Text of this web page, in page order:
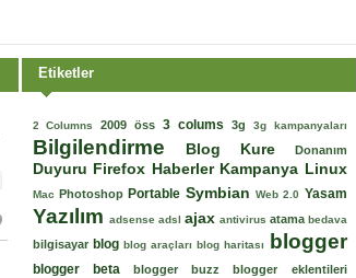
Etiketler
2 Columns2009 öss 3 colums 3g 3g kampanyaları
Bilgilendirme Blog Kure Donanım
Duyuru Firefox Haberler Kampanya Linux
Mac Photoshop Portable Symbian Web 2.0 Yasam
Yazılım adsense adsl ajax antivirus atama bedava
bilgisayar blog blog araçlarıblog haritası blogger
blogger beta blogger buzzblogger eklentileri